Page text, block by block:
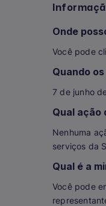
Onde
Você pode
Quando
7 de junho
Qual ação
Nenhuma
serviços da
Qual é a
Você pode